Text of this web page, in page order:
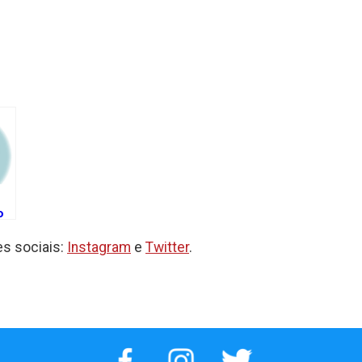
sociais: Instagram e Twitter.